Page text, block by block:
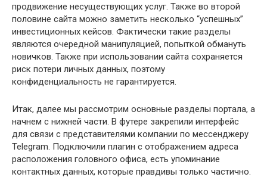
продвижение несуществующих услуг. Также во второй
половине сайта можно заметить несколько “успешных”
инвестиционных кейсов. Фактически такие разделы
являются очередной манипуляцией, попыткой обмануть
новичков. Также при использовании сайта сохраняется
риск потери личных данных, поэтому
конфиденциальность не гарантируется.
Итак, далее мы рассмотрим основные разделы портала, а
начнем с нижней части. В футере закрепили интерфейс
для связи с представителями компании по мессенджеру
Telegram. Подключили плагин с отображением адреса
расположения головного офиса, есть упоминание
контактных данных, которые правдивы только частично.